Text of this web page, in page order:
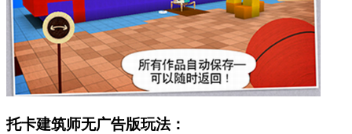
托卡建筑师无广告版玩法：